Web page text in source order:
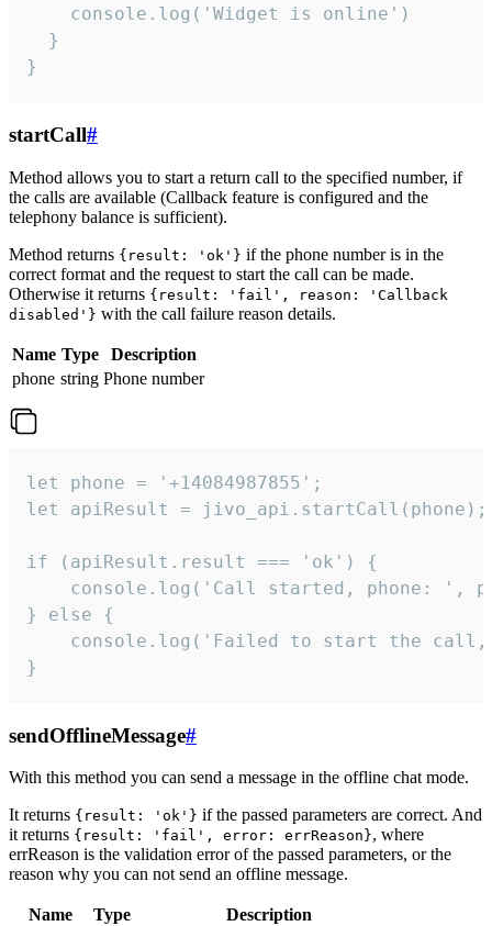
    console.log('Widget is online')
  }
}
startCall#
Method allows you to start a return call to the specified number, if
the calls are available (Callback feature is configured and the
telephony balance is sufficient).
Method returns {result: 'ok'} if the phone number is in the
correct format and the request to start the call can be made.
Otherwise it returns {result: 'fail', reason: 'Callback
disabled'} with the call failure reason details.
Name Type
Description
phone string Phone number
let phone = '+14084987855';
let apiResult = jivo_api.startCall(phone);
if (apiResult.result === 'ok') {
console.log('Call started, phone: ',
} else {
console.log('Failed to start the
}
sendOfflineMessage#
With this method you can send a message in the offline chat mode.
It returns {result: 'ok'} if the passed parameters are correct. And
it returns {result: 'fail', error: errReason}, where
errReason is the validation error of the passed parameters, or the
reason why you can not send an offline message.
Name Type
Description